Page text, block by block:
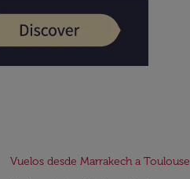
Vuelos desde Marrakech a Toulouse